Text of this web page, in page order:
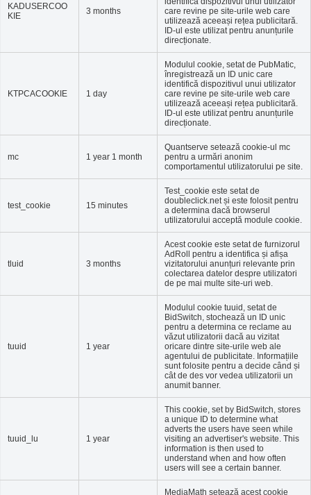
KADUSERCOO
KIE
3 months
care revine pe site-urile web care
utilizează aceeași rețea publicitară.
ID-ul este utilizat pentru anunțurile
direcționate.
KTPCACOOKIE 1 day
Modulul cookie, setat de PubMatic,
înregistrează un ID unic care
identifică dispozitivul unui utilizator
care revine pe site-urile web care
utilizează aceeași rețea publicitară.
ID-ul este utilizat pentru anunțurile
direcționate.
mc 1 year 1 month
Quantserve setează cookie-ul mc
pentru a urmări anonim
comportamentul utilizatorului pe site.
test_cookie 15 minutes
Test_cookie este setat de
doubleclick.net și este folosit pentru
a determina dacă browserul
utilizatorului acceptă module cookie.
tluid 3 months
Acest cookie este setat de furnizorul
AdRoll pentru a identifica și afișa
vizitatorului anunțuri relevante prin
colectarea datelor despre utilizatori
de pe mai multe site-uri web.
tuuid 1 year
Modulul cookie tuuid, setat de
BidSwitch, stochează un ID unic
pentru a determina ce reclame au
văzut utilizatorii dacă au vizitat
oricare dintre site-urile web ale
agentului de publicitate. Informațiile
sunt folosite pentru a decide când și
cât de des vor vedea utilizatorii un
anumit banner.
tuuid_lu 1 year
This cookie, set by BidSwitch, stores
a unique ID to determine what
adverts the users have seen while
visiting an advertiser's website. This
information is then used to
understand when and how often
users will see a certain banner.
MediaMath setează acest cookie